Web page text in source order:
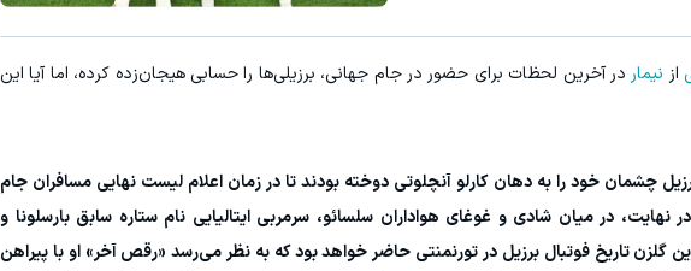
از نیمار در آخرین لحظات برای حضور در جام جهانی، برزیلی‌ها را حسابی هیجان‌زده کرده، اما آیا این
چشمان خود را به دهان کارلو آنچلوتی دوخته بودند تا در زمان اعلام لیست نهایی مسافران جام
در نهایت، در میان شادی و غوغای هواداران سلسائو، سرمربی ایتالیایی نام ستاره سابق بارسلونا و
گلزن تاریخ فوتبال برزیل در تورنمنتی حاضر خواهد بود که به نظر می‌رسد «رقص آخر» او با پیراهن
ثبت نام کنید ثبت نام کنید